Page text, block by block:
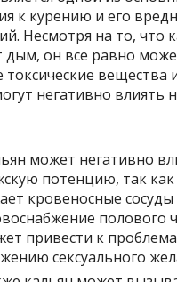
к курению и его
Несмотря на то, что
дым, он все равно
токсические вещества
негативно влиять
может негативно
потенцию, так
кровеносные
полового
привести к
сексуального